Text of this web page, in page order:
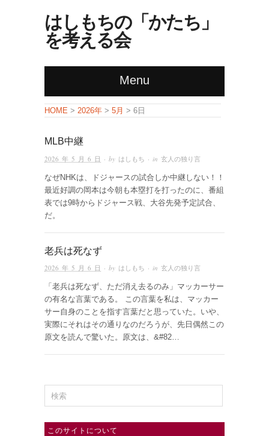
はしもちの「かたち」
を考える会
Menu
HOME > 2026年 > 5月 > 6日
MLB中継
2026 年 5 月 6 日 · by はしもち · in 玄人の独り言
なぜNHKは、ドジャースの試合しか中継しない！！
最近好調の岡本は今朝も本塁打を打ったのに、番組
表では9時からドジャース戦、大谷先発予定試合、
だ。
老兵は死なず
2026 年 5 月 6 日 · by はしもち · in 玄人の独り言
「老兵は死なず、ただ消え去るのみ」マッカーサー
の有名な言葉である。 この言葉を私は、マッカー
サー自身のことを指す言葉だと思っていた。いや、
実際にそれはその通りなのだろうが、先日偶然この
原文を読んで驚いた。原文は、&#82…
このサイトについて